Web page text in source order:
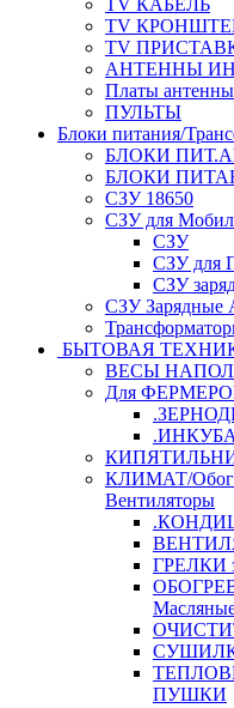
TV КАБЕЛЬ
TV
TV
АНТЕННЫ
Платы
ПУЛЬТЫ
Блоки питания/
БЛОКИ
БЛОКИ
СЗУ 18650
СЗУ для
СЗУ
СЗУ
СЗУ
СЗУ Зарядные
БЫТОВАЯ
ВЕСЫ
Для
КЛИМАТ/
Вентиляторы
ГРЕЛКИ
ПУШКИ